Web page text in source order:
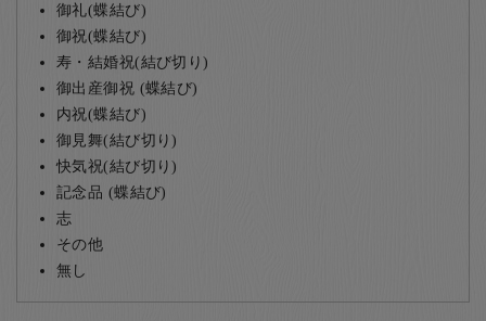
御礼(蝶結び)
御祝(蝶結び)
寿・結婚祝(結び切り)
御出産御祝 (蝶結び)
内祝(蝶結び)
御見舞(結び切り)
快気祝(結び切り)
記念品 (蝶結び)
志
その他
無し